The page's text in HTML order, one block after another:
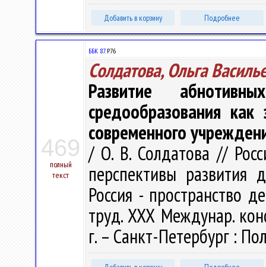
Добавить в корзину Подробнее
469
полный
текст
ББК 87.Р76
Солдатова, Ольга
Развитие
средообразования как
современного
/ О. В. Солдатова //
перспективы развития
Россия - пространство
труд. ХХХ Междунар.
г. – Санкт-Петербург :